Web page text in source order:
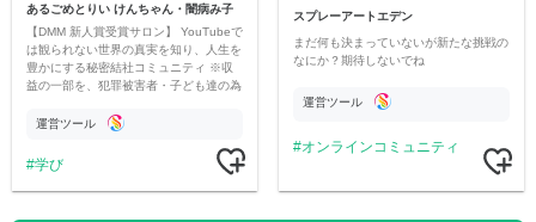
あるごめとりい けんちゃん・闇病み子
【DMM 新人賞受賞サロン】 YouTubeで
は観られない世界の真実を知り、人生を
豊かにする秘密結社コミュニティ ※収
益の一部を、犯罪被害者・子ども達の為
す運営ツール
学び
スプレーアートエデン
まだ何も決まっていないが新たな挑戦の
なにか？期待しないでね
運営ツール
オンラインコミュニティ